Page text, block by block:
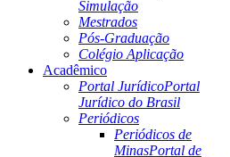
Simulação
Mestrados
Pós-Graduação
Colégio Aplicação
Acadêmico
Portal JurídicoPortal
Jurídico do Brasil
Periódicos
Periódicos de
MinasPortal de